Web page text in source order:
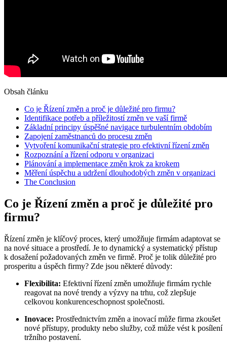
Obsah článku
Co je Řízení změn a proč je důležité pro firmu?
Identifikace potřeb a příležitostí změn ve vaší firmě
Základní principy úspěšné navigace turbulentním obdobím
Zapojení zaměstnanců do procesu změn
Vytvoření komunikační strategie pro efektivní řízení změn
Rozpoznání a řízení odporu v organizaci
Plánování a implementace změn krok za krokem
Měření úspěchu a udržení dlouhodobých změn v organizaci
The Conclusion
Co je Řízení změn a proč je důležité pro
firmu?
Řízení změn je klíčový proces, který umožňuje firmám adaptovat se
na nové situace a prostředí. Je to dynamický a systematický přístup
k dosažení požadovaných změn ve firmě. Proč je tolik důležité pro
prosperitu a úspěch firmy? Zde jsou některé důvody:
Flexibilita: Efektivní řízení změn umožňuje firmám rychle
reagovat na nové trendy a výzvy na trhu, což zlepšuje
celkovou konkurenceschopnost společnosti.
Inovace: Prostřednictvím změn a inovací může firma zkoušet
nové přístupy, produkty nebo služby, což může vést k posílení
tržního postavení.